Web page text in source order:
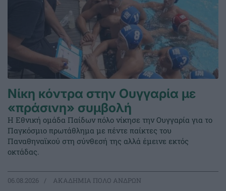
Νίκη κόντρα στην Ουγγαρία με
«πράσινη» συμβολή
Η Εθνική ομάδα Παίδων πόλο νίκησε την Ουγγαρία για το
Παγκόσμιο πρωτάθλημα με πέντε παίκτες του
Παναθηναϊκού στη σύνθεσή της αλλά έμεινε εκτός
οκτάδας.
06.08.2026 ΑΚΑΔΗΜΙΑ ΠΟΛΟ ΑΝΔΡΩΝ